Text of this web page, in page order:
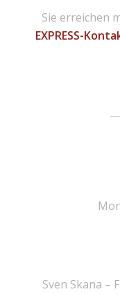
Sie erreichen
EXPRESS-
Sven Skana –